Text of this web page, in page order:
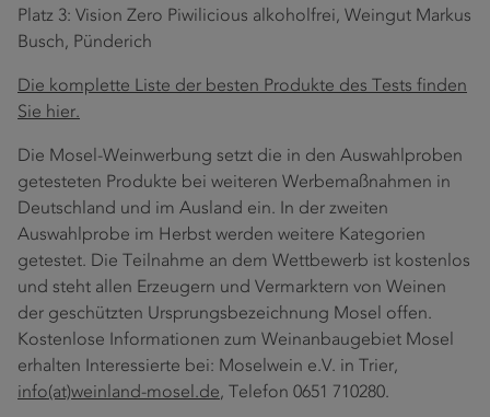
Platz 3: Vision Zero Piwilicious alkoholfrei, Weingut Markus
Busch, Pünderich
Die komplette Liste der besten Produkte des Tests finden
Sie hier.
Die Mosel-Weinwerbung setzt die in den Auswahlproben
getesteten Produkte bei weiteren Werbemaßnahmen in
Deutschland und im Ausland ein. In der zweiten
Auswahlprobe im Herbst werden weitere Kategorien
getestet. Die Teilnahme an dem Wettbewerb ist kostenlos
und steht allen Erzeugern und Vermarktern von Weinen
der geschützten Ursprungsbezeichnung Mosel offen.
Kostenlose Informationen zum Weinanbaugebiet Mosel
erhalten Interessierte bei: Moselwein e.V. in Trier,
info(at)weinland-mosel.de, Telefon 0651 710280.